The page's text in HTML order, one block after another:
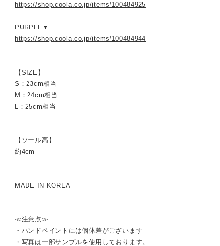
https://shop.coola.co.jp/items/100484925
PURPLE▼
https://shop.coola.co.jp/items/100484944
【SIZE】
S：23cm相当
M：24cm相当
L：25cm相当
【ソール高】
約4cm
MADE IN KOREA
≪注意点≫
・ハンドペイントには個体差がございます
・写真は一部サンプルを使用しております。